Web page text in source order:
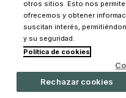
© 2026 Pinpi -
otros sitios. Esto nos
ofrecemos y obtener
suscitan interés,
y su seguridad.
Política de cookies
Rechazar cookies